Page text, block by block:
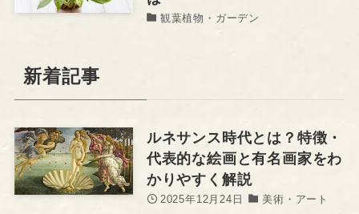
観葉植物・ガーデン
新着記事
ルネサンス時代とは？特徴・
代表的な絵画と有名画家をわ
かりやすく解説
2025年12月24日 美術・アート